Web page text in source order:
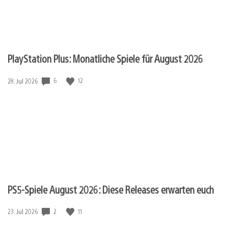
PlayStation Plus: Monatliche Spiele für August 2026
Veröffentlichungsdatum:
28. Jul 2026 6 12
PS5-Spiele August 2026: Diese Releases erwarten euch
Veröffentlichungsdatum:
23. Jul 2026 2 11